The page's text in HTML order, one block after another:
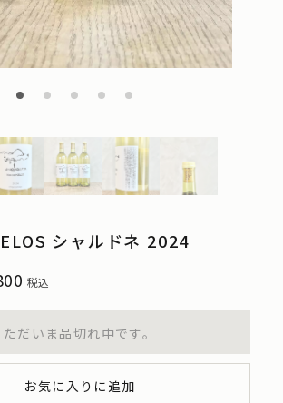
シャルドネ 2024
税込
ただいま品切れ中です。
お気に入りに追加